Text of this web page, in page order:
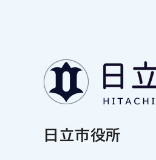
日立市役所